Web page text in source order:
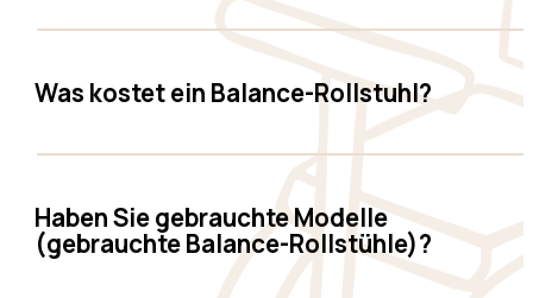
Was kostet ein Balance-Rollstuhl?
Haben Sie gebrauchte Modelle
(gebrauchte Balance-Rollstühle)?